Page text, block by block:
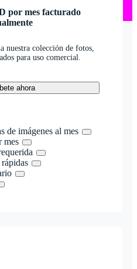
por mes facturado
nuestra colección de fotos,
para uso comercial.
ahora
de imágenes al mes
mes